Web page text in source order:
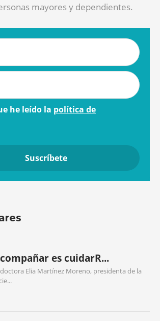
mayores y dependientes.
he leído la política de
es cuidarR...
Elia Martínez Moreno, presidenta de la